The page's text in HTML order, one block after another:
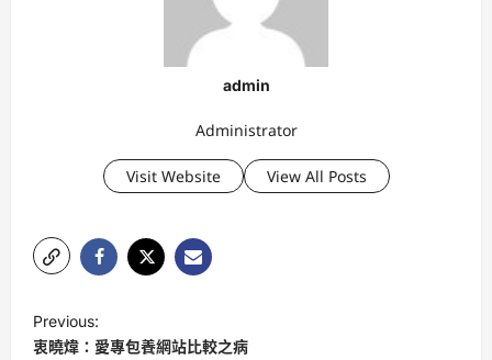
admin
Administrator
Visit Website View All Posts
o
Previous:
衷曉煒：愛專包養網站比較之病